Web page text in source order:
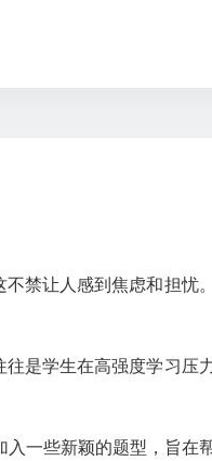
禁让人感到焦虑和担忧
是学生在高强度学习压
一些新颖的题型，旨在